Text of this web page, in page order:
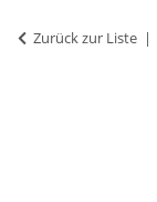
Zurück zur Liste